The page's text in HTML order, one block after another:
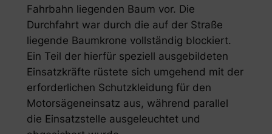
Fahrbahn liegenden Baum vor. Die
Durchfahrt war durch die auf der Straße
liegende Baumkrone vollständig blockiert.
Ein Teil der hierfür speziell ausgebildeten
Einsatzkräfte rüstete sich umgehend mit der
erforderlichen Schutzkleidung für den
Motorsägeneinsatz aus, während parallel
die Einsatzstelle ausgeleuchtet und